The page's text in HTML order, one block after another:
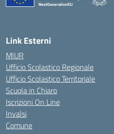
Link Esterni
MIUR
Ufficio Scolastico Regionale
Ufficio Scolastico Territoriale
Scuola in Chiaro
Iscrizioni On Line
Invalsi
Comune